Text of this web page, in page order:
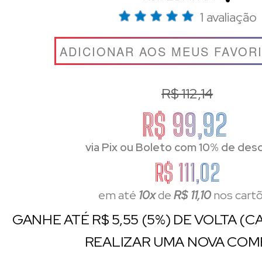
1 avaliação
ADICIONAR AOS MEUS
R$ 112,14
R$ 99,92
via Pix ou Boleto com 10% de
R$ 111,02
em até 10xdeR$ 11,10nos
GANHE ATÉ R$ 5,55 (5%) DE VOLTA
REALIZAR UMA NOVA